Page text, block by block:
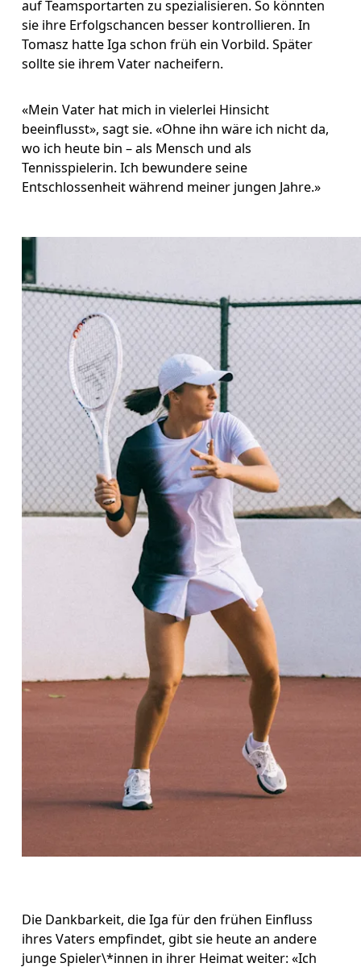
auf Teamsportarten zu spezialisieren. So könnten
sie ihre Erfolgschancen besser kontrollieren. In
Tomasz hatte Iga schon früh ein Vorbild. Später
sollte sie ihrem Vater nacheifern.
«Mein Vater hat mich in vielerlei Hinsicht
beeinflusst», sagt sie. «Ohne ihn wäre ich nicht da,
wo ich heute bin – als Mensch und als
Tennisspielerin. Ich bewundere seine
Entschlossenheit während meiner jungen Jahre.»
Die Dankbarkeit, die Iga für den frühen Einfluss
ihres Vaters empfindet, gibt sie heute an andere
junge Spieler\*innen in ihrer Heimat weiter: «Ich